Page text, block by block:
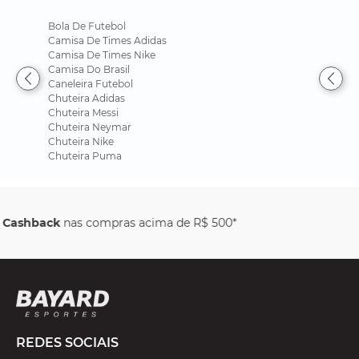
Bola De Futebol
Camisa De Times Adidas
Camisa De Times Nike
Camisa Do Brasil
Caneleira Futebol
Chuteira Adidas
Chuteira Messi
Chuteira Neymar
Chuteira Nike
Chuteira Puma
Parcele em até
REDES SOCIAIS